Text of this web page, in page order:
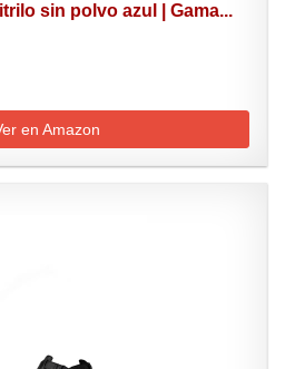
sin polvo azul | Gama...
en Amazon